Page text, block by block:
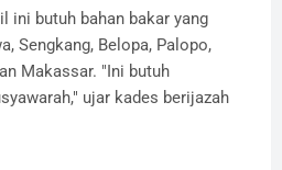
ini butuh bahan bakar yang
Sengkang, Belopa, Palopo,
Makassar. "Ini butuh
ujar kades berijazah